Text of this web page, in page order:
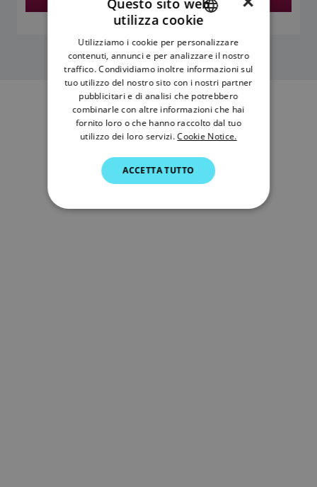
ENGLISH
FRENCH
DANISH
ITALIAN
SWEDISH
DUTCH
utilizza cookie
Utilizziamo i cookie per personalizzare
contenuti, annunci e per analizzare il nostro
traffico. Condividiamo inoltre informazioni sul
tuo utilizzo del nostro sito con i nostri partner
pubblicitari e di analisi che potrebbero
combinarle con altre informazioni che hai
fornito loro o che hanno raccolto dal tuo
utilizzo dei loro servizi. Cookie Notice.
ACCETTA TUTTO